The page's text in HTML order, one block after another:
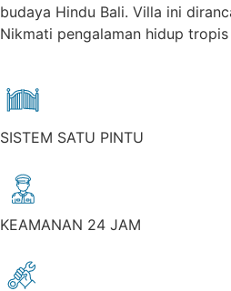
budaya Hindu Bali. Villa ini
Nikmati pengalaman hidup
SISTEM SATU PINTU
KEAMANAN 24 JAM